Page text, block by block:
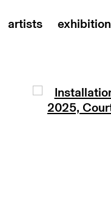
artists
Open a